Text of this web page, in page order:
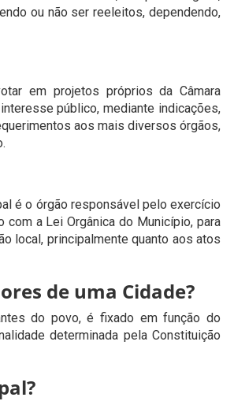
ou não ser reeleitos, dependendo,
em projetos próprios da Câmara
público, mediante indicações,
aos mais diversos órgãos,
é o órgão responsável pelo exercício
a Lei Orgânica do Município, para
local, principalmente quanto aos atos
de uma Cidade?
do povo, é fixado em função do
determinada pela Constituição